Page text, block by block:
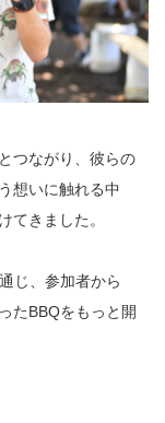
つながり、彼らの
想いに触れる中
てきました。
じ、参加者から
たBBQをもっと開